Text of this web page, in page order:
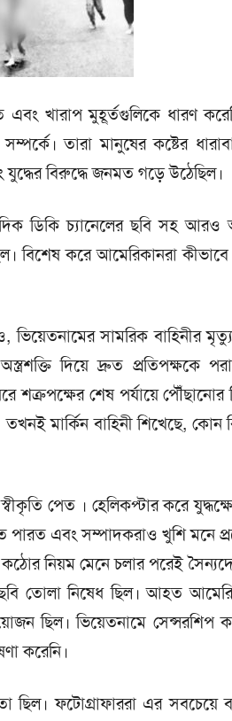
এবং খারাপ মুহূর্তগুলিকে ধারণ
তারা মানুষের কষ্টের
বিরুদ্ধে জনমত গড়ে উঠেছিল।
ডিকি চ্যানেলের ছবি সহ আরও
বিশেষ করে আমেরিকানরা
ভিয়েতনামের সামরিক বাহিনীর
দিয়ে দ্রুত প্রতিপক্ষকে
শত্রুপক্ষের শেষ পর্যায়ে পৌঁছানোর
তখনই মার্কিন বাহিনী শিখেছে,
পেত । হেলিকপ্টার করে
পারত এবং সম্পাদকরাও খুশি মনে
নিয়ম মেনে চলার পরেই
তোলা নিষেধ ছিল। আহত
ছিল। ভিয়েতনামে সেন্সরশিপ
করেনি।
ছিল। ফটোগ্রাফাররা এর